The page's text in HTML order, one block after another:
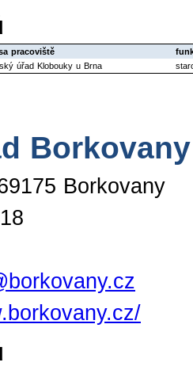
pracoviště
úřad Klobouky u Brna
Borkovany
Borkovany